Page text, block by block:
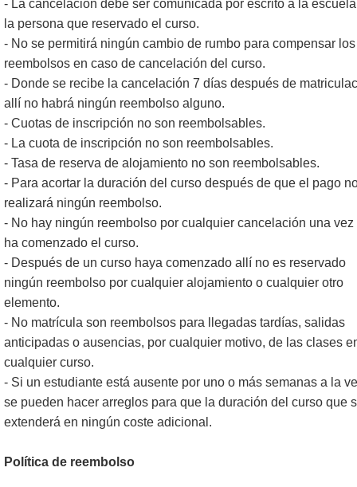
- La cancelación debe ser comunicada por escrito a la
la persona que reservado el curso.
- No se permitirá ningún cambio de rumbo para compensar los
reembolsos en caso de cancelación del curso.
- Donde se recibe la cancelación 7 días después de
allí no habrá ningún reembolso alguno.
- Cuotas de inscripción no son reembolsables.
- La cuota de inscripción no son reembolsables.
- Tasa de reserva de alojamiento no son reembolsables.
- Para acortar la duración del curso después de que el pago
realizará ningún reembolso.
- No hay ningún reembolso por cualquier cancelación una vez
ha comenzado el curso.
- Después de un curso haya comenzado allí no es reservado
ningún reembolso por cualquier alojamiento o cualquier otro
elemento.
- No matrícula son reembolsos para llegadas tardías, salidas
anticipadas o ausencias, por cualquier motivo, de las clases
cualquier curso.
- Si un estudiante está ausente por uno o más semanas a la
se pueden hacer arreglos para que la duración del curso que
extenderá en ningún coste adicional.
Política de reembolso